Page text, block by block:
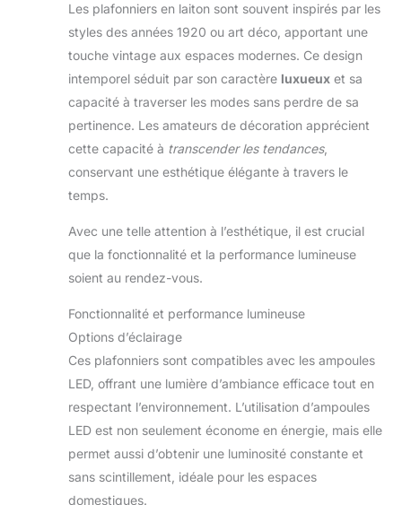
Les plafonniers en laiton sont souvent inspirés par les
styles des années 1920 ou art déco, apportant une
touche vintage aux espaces modernes. Ce design
intemporel séduit par son caractère luxueux et sa
capacité à traverser les modes sans perdre de sa
pertinence. Les amateurs de décoration apprécient
cette capacité à transcender les tendances,
conservant une esthétique élégante à travers le
temps.
Avec une telle attention à l’esthétique, il est crucial
que la fonctionnalité et la performance lumineuse
soient au rendez-vous.
Fonctionnalité et performance lumineuse
Options d’éclairage
Ces plafonniers sont compatibles avec les ampoules
LED, offrant une lumière d’ambiance efficace tout en
respectant l’environnement. L’utilisation d’ampoules
LED est non seulement économe en énergie, mais elle
permet aussi d’obtenir une luminosité constante et
sans scintillement, idéale pour les espaces
domestiques.